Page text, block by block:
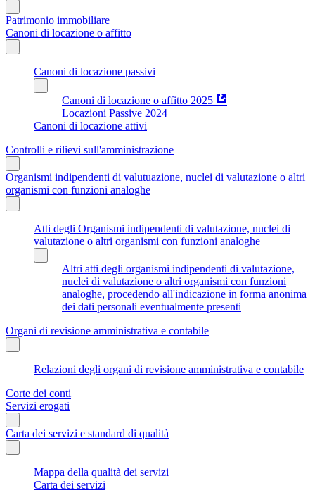
Patrimonio immobiliare
Canoni di locazione o affitto
Canoni di locazione passivi
Canoni di locazione o affitto 2025
Locazioni Passive 2024
Canoni di locazione attivi
Controlli e rilievi sull'amministrazione
Organismi indipendenti di valutuazione, nuclei di valutazione o altri
organismi con funzioni analoghe
Atti degli Organismi indipendenti di valutazione, nuclei di
valutazione o altri organismi con funzioni analoghe
Altri atti degli organismi indipendenti di valutazione,
nuclei di valutazione o altri organismi con funzioni
analoghe, procedendo all'indicazione in forma anonima
dei dati personali eventualmente presenti
Organi di revisione amministrativa e contabile
Relazioni degli organi di revisione amministrativa e contabile
Corte dei conti
Servizi erogati
Carta dei servizi e standard di qualità
Mappa della qualità dei servizi
Carta dei servizi